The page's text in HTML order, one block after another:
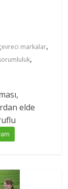
markalar,
,
elde